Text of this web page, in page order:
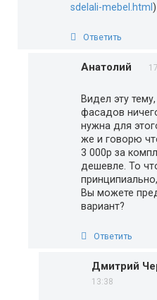
sdelali-mebel.html )
Ответить
Анатолий
Видел эту
фасадов
нужна для
же и говорю
3 000р за
дешевле. То
Вы можете
вариант?
Ответить
Дмитрий
13:38